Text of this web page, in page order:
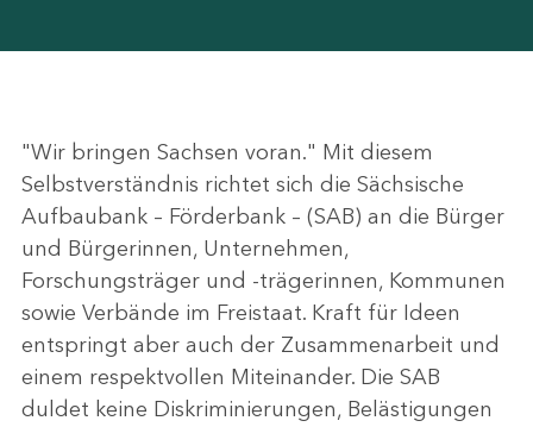
"Wir bringen Sachsen voran." Mit diesem
Selbstverständnis richtet sich die Sächsische
Aufbaubank – Förderbank – (SAB) an die Bürger
und Bürgerinnen, Unternehmen,
Forschungsträger und -trägerinnen, Kommunen
sowie Verbände im Freistaat. Kraft für Ideen
entspringt aber auch der Zusammenarbeit und
einem respektvollen Miteinander. Die SAB
duldet keine Diskriminierungen, Belästigungen